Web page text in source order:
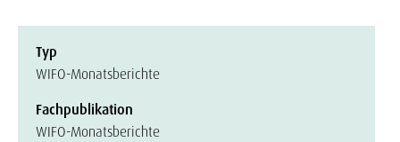
Typ
WIFO-Monatsberichte
Fachpublikation
WIFO-Monatsberichte